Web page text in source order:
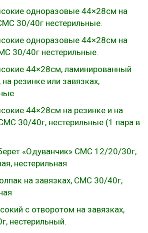
одноразовые 44×28см на
30/40г нестерильные.
одноразовые 44×28см на
30/40г нестерильные.
44×28см, ламинированный
резинке или завязках,
44×28см на резинке и на
30/40г, нестерильные (1 пара в
«Одуванчик» СМС 12/20/30г,
нестерильная
на завязках, СМС 30/40г,
с отворотом на завязках,
нестерильный.